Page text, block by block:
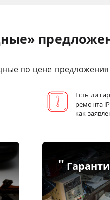
по цене
Есть ли
ремонта
как
"